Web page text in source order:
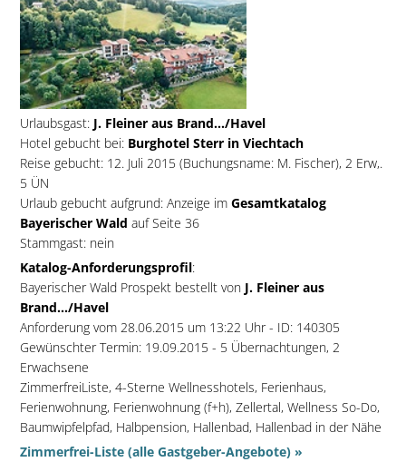
Urlaubsgast: J. Fleiner aus Brand.../Havel
Hotel gebucht bei: Burghotel Sterr in Viechtach
Reise gebucht: 12. Juli 2015 (Buchungsname: M. Fischer), 2 Erw,.
5 ÜN
Urlaub gebucht aufgrund: Anzeige im Gesamtkatalog
Bayerischer Wald auf Seite 36
Stammgast: nein
Katalog-Anforderungsprofil:
Bayerischer Wald Prospekt bestellt von J. Fleiner aus
Brand.../Havel
Anforderung vom 28.06.2015 um 13:22 Uhr - ID: 140305
Gewünschter Termin: 19.09.2015 - 5 Übernachtungen, 2
Erwachsene
ZimmerfreiListe, 4-Sterne Wellnesshotels, Ferienhaus,
Ferienwohnung, Ferienwohnung (f+h), Zellertal, Wellness So-Do,
Baumwipfelpfad, Halbpension, Hallenbad, Hallenbad in der Nähe
Zimmerfrei-Liste (alle Gastgeber-Angebote) »